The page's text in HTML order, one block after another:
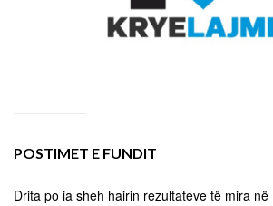
POSTIMET E FUNDIT
Drita po ia sheh hairin rezultateve të mira